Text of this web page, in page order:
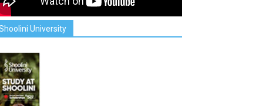
University